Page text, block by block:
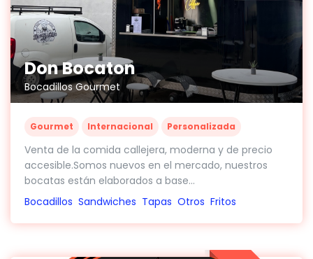
Don Bocaton
Bocadillos Gourmet
Gourmet Internacional Personalizada
Venta de la comida callejera, moderna y de precio
accesible.Somos nuevos en el mercado, nuestros
bocatas están elaborados a base...
Bocadillos Sandwiches Tapas Otros Fritos